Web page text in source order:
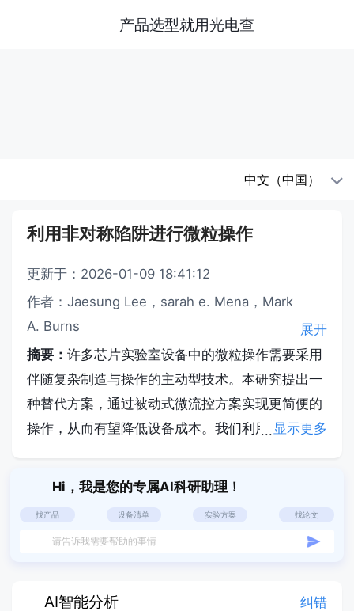
产品选型就用光电查
中文（中国）
利用非对称陷阱进行微粒操作
更新于：2026-01-09 18:41:12
作者：Jaesung Lee，sarah e. Mena，Mark
A. Burns
展开
摘要：许多芯片实验室设备中的微粒操作需要采用
伴随复杂制造与操作的主动型技术。本研究提出一
种替代方案，通过被动式微流控方案实现更简便的
操作，从而有望降低设备成本。我们利用先前开发
场中展示了三种实用的微粒操作方法。首先，通过
产生差异化的传输速度，实现了二元与三元微粒混
合物的尺寸分级分离。二元分离的分离度、产率及
其次，通过在陷阱阵列中将微粒从一种溶液置换至
显示更多
Hi，我是您的专属AI科研助理！
找产品 设备清单 实验方案 找论文
请告诉我需要帮助的事情
AI智能分析
纠错